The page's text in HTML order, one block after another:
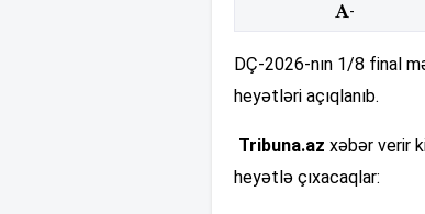
-
DÇ-2026-nın 1/8 final
heyətləri açıqlanıb.
Tribuna.az xəbər verir
heyətlə çıxacaqlar: